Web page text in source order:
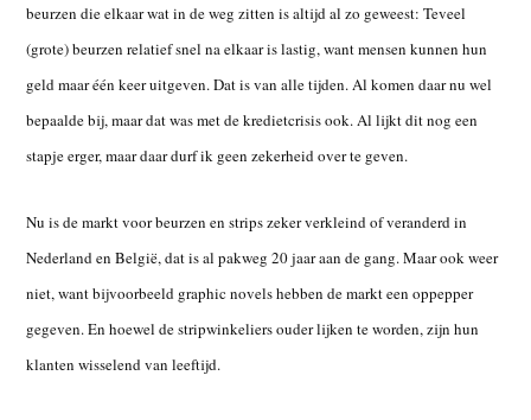
beurzen die elkaar wat in de weg zitten is altijd al zo geweest: Teveel
(grote) beurzen relatief snel na elkaar is lastig, want mensen kunnen hun
geld maar één keer uitgeven. Dat is van alle tijden. Al komen daar nu wel
bepaalde bij, maar dat was met de kredietcrisis ook. Al lijkt dit nog een
stapje erger, maar daar durf ik geen zekerheid over te geven.
Nu is de markt voor beurzen en strips zeker verkleind of veranderd in
Nederland en België, dat is al pakweg 20 jaar aan de gang. Maar ook weer
niet, want bijvoorbeeld graphic novels hebben de markt een oppepper
gegeven. En hoewel de stripwinkeliers ouder lijken te worden, zijn hun
klanten wisselend van leeftijd.